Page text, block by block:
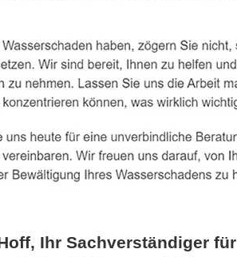
Ihr Sachverständiger für